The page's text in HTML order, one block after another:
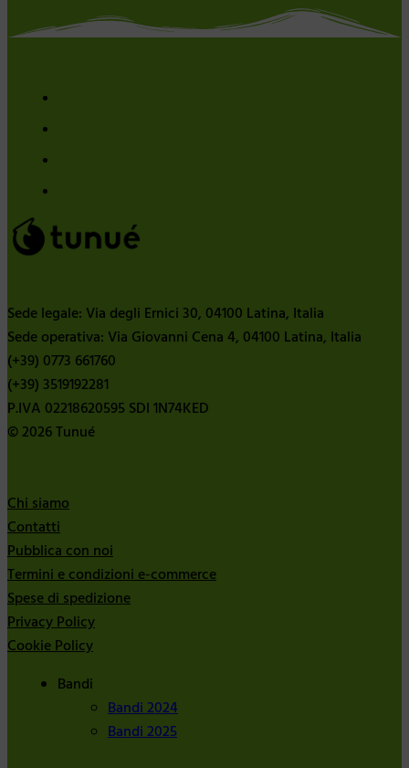
Sede legale: Via degli Ernici 30, 04100 Latina, Italia
Sede operativa: Via Giovanni Cena 4, 04100 Latina, Italia
(+39) 0773 661760
(+39) 3519192281
P.IVA 02218620595 SDI 1N74KED
© 2026 Tunué
Chi siamo
Contatti
Pubblica con noi
Termini e condizioni e-commerce
Spese di spedizione
Privacy Policy
Cookie Policy
Bandi
Bandi 2024
Bandi 2025